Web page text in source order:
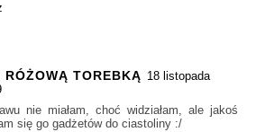
RÓŻOWĄ TOREBKĄ 18 listopada
nie miałam, choć widziałam, ale jakoś
się go gadżetów do ciastoliny :/